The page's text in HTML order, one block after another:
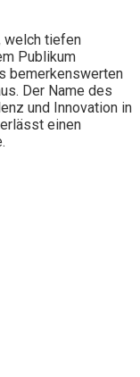
welch tiefen
Publikum
bemerkenswerten
Der Name des
und Innovation in
einen